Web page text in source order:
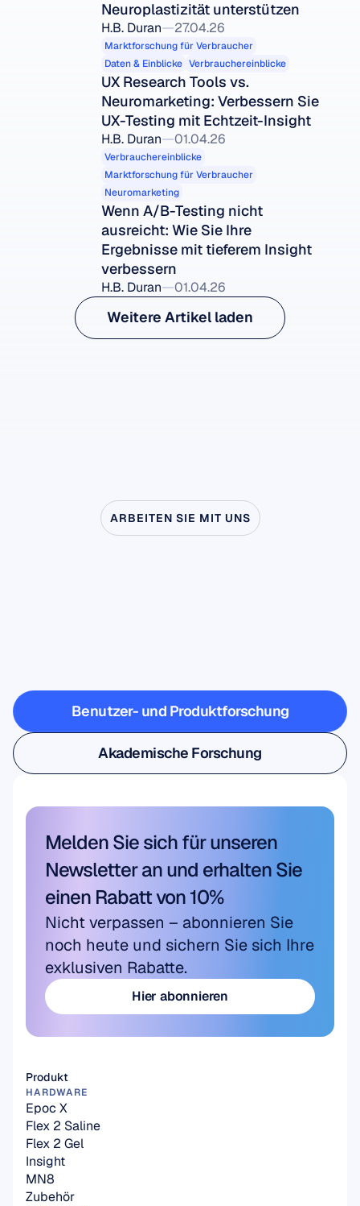
Neuroplastizität unterstützen
H.B. Duran 27.04.26
Marktforschung für Verbraucher
Daten & Einblicke Verbrauchereinblicke
UX Research Tools vs.
Neuromarketing: Verbessern Sie
UX-Testing mit Echtzeit-Insight
H.B. Duran 01.04.26
Verbrauchereinblicke
Marktforschung für Verbraucher
Neuromarketing
Wenn A/B-Testing nicht
ausreicht: Wie Sie Ihre
Ergebnisse mit tieferem Insight
verbessern
H.B. Duran 01.04.26
Weitere Artikel laden
ARBEITEN SIE MIT UNS
Laborverlässt
Benutzer- und Produktforschung
Benutzer- und Produktforschung
Akademische Forschung
Akademische Forschung
Melden Sie sich für unseren
Newsletter an und erhalten Sie
einen Rabatt von 10%
Nicht verpassen – abonnieren Sie
noch heute und sichern Sie sich Ihre
exklusiven Rabatte.
Hier abonnieren
Produkt
HARDWARE
Epoc X
Flex 2 Saline
Flex 2 Gel
Insight
MN8
Zubehör